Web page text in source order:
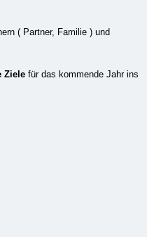
( Partner, Familie ) und
Ziele für das kommende Jahr ins